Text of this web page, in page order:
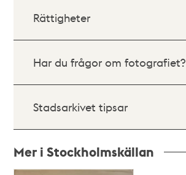
Rättigheter
Har du frågor om fotografiet?
Stadsarkivet tipsar
Mer i Stockholmskällan